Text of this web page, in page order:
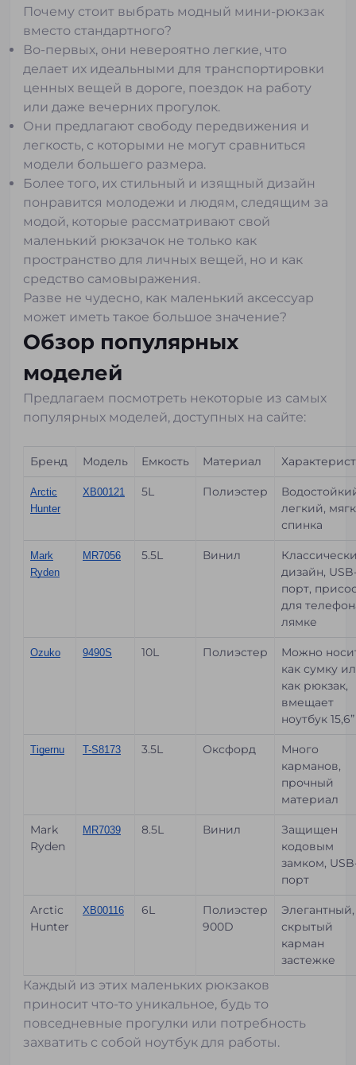
Почему стоит выбрать модный мини-рюкзак
вместо стандартного?
Во-первых, они невероятно легкие, что
делает их идеальными для транспортировки
ценных вещей в дороге, поездок на работу
или даже вечерних прогулок.
Они предлагают свободу передвижения и
легкость, с которыми не могут сравниться
модели большего размера.
Более того, их стильный и изящный дизайн
понравится молодежи и людям, следящим за
модой, которые рассматривают свой
маленький рюкзачок не только как
пространство для личных вещей, но и как
средство самовыражения.
Разве не чудесно, как маленький аксессуар
может иметь такое большое значение?
Обзор популярных
моделей
Предлагаем посмотреть некоторые из самых
популярных моделей, доступных на сайте:
Бренд Модель Емкость Материал
Arctic
Hunter
XB00121 5L Полиэстер
легкий,
спинка
Mark
Ryden
MR7056 5.5L Винил
дизайн,
порт,
для
лямке
Ozuko 9490S 10L Полиэстер
Можно
как сумку
как рюкзак,
вмещает
ноутбук 15,6”
Tigernu T-S8173 3.5L Оксфорд
Много
карманов,
прочный
материал
Mark
Ryden
MR7039 8.5L Винил
Защищен
кодовым
замком,
порт
Arctic
Hunter
XB00116 6L
Полиэстер
900D
Элегантный,
скрытый
карман
застежке
Каждый из этих маленьких рюкзаков
приносит что-то уникальное, будь то
повседневные прогулки или потребность
захватить с собой ноутбук для работы.